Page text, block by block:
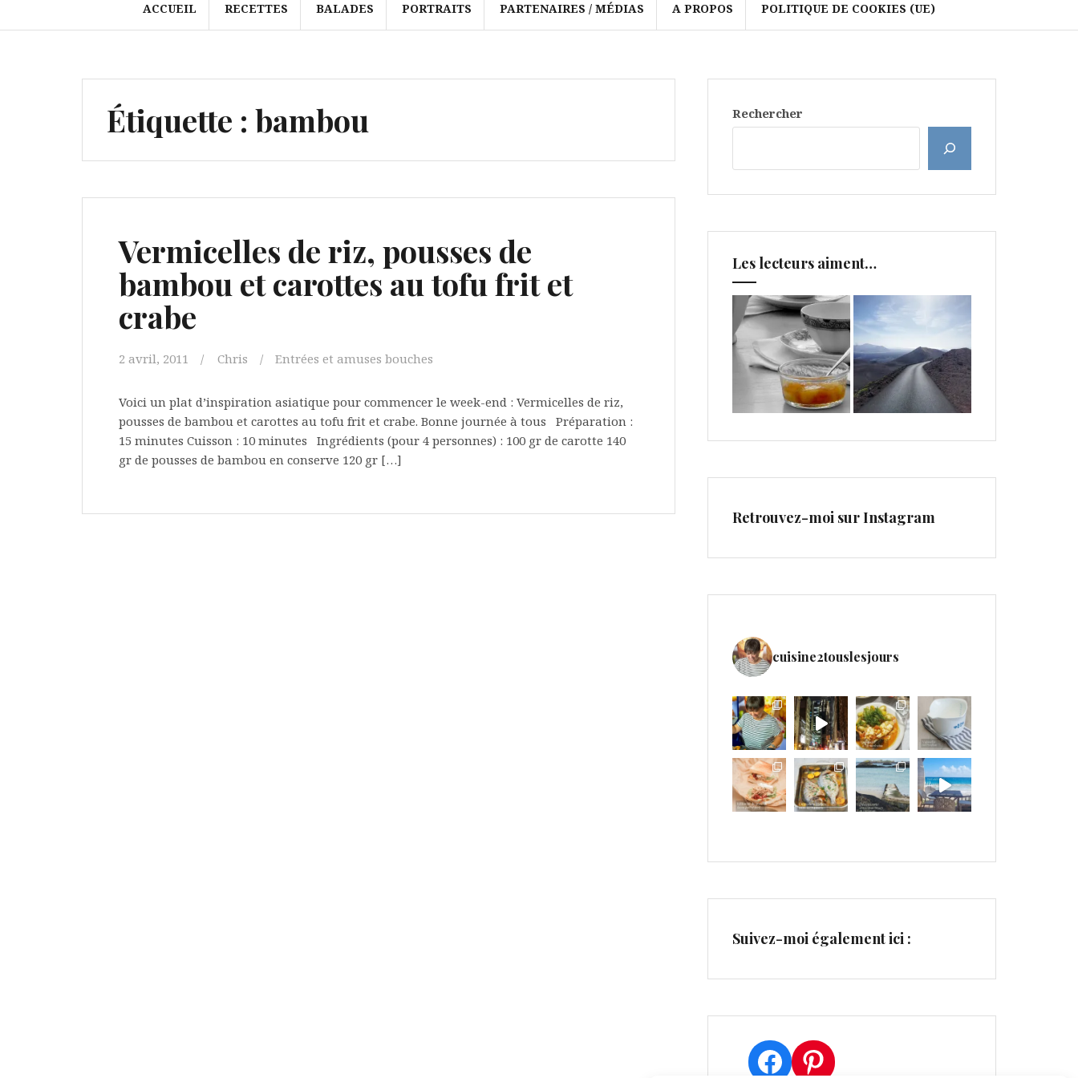
ACCUEIL RECETTES BALADES PORTRAITS PARTENAIRES / MÉDIAS A PROPOS POLITIQUE DE COOKIES (UE)
Étiquette : bambou
Vermicelles de riz, pousses de
bambou et carottes au tofu frit et
crabe
2 avril, 2011 Chris Entrées et amuses bouches
Voici un plat d’inspiration asiatique pour commencer le week-end : Vermicelles de riz,
pousses de bambou et carottes au tofu frit et crabe. Bonne journée à tous Préparation :
15 minutes Cuisson : 10 minutes Ingrédients (pour 4 personnes) : 100 gr de carotte 140
gr de pousses de bambou en conserve 120 gr […]
Rechercher
Les lecteurs aiment…
Retrouvez-moi sur Instagram
cuisine2touslesjours
Suivez-moi également ici :
Facebook
Pinterest